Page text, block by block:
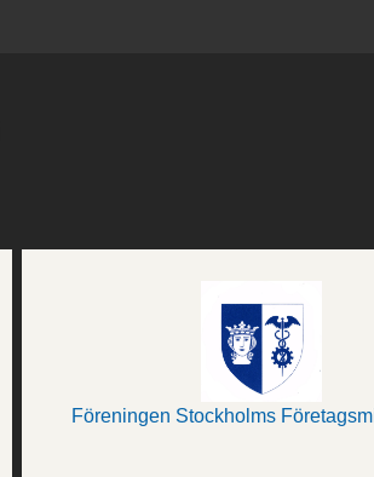
Föreningen Stockholms